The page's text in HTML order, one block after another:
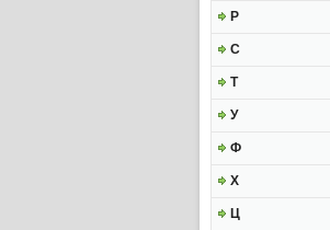
Р
С
Т
У
Ф
Х
Ц